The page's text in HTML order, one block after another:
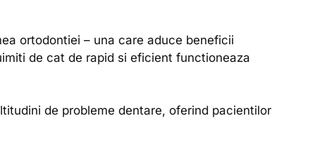
ortodontiei – una care aduce beneficii
de cat de rapid si eficient functioneaza
de probleme dentare, oferind pacientilor